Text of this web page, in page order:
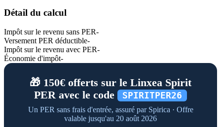
Détail du calcul
Impôt sur le revenu sans PER-
Versement PER déductible-
Impôt sur le revenu avec PER-
Économie d'impôt-
🎁 150€ offerts sur le Linxea Spirit
PER avec le code
SPIRITPER26
Un PER sans frais d'entrée, assuré par Spirica · Offre
valable jusqu'au 20 août 2026